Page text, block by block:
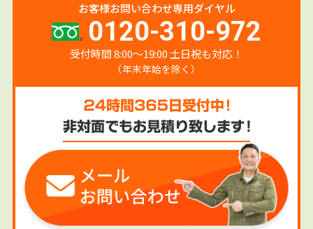
お客様お問い合わせ専用ダイヤル
0120-310-972
受付時間 8:00〜19:00 土日祝も対応！
（年末年始を除く）